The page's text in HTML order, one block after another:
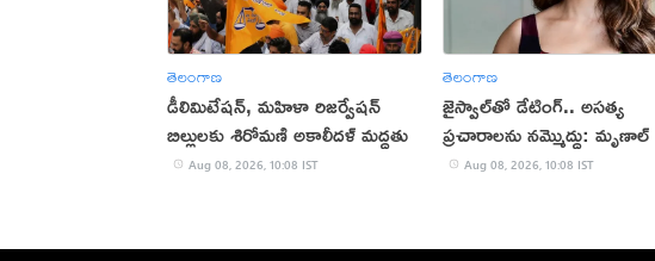
తెలంగాణ
డీలిమిటేషన్, మహిళా రిజర్వేషన్
బిల్లులకు శిరోమణి అకాలీదళ్ మద్దతు
Aug 08, 2026, 10:08 IST
తెలంగాణ
జైస్వాల్‌తో డేటింగ్.. అసత్య
ప్రచారాలను నమ్మొద్దు: మృణాల్
Aug 08, 2026, 10:08 IST